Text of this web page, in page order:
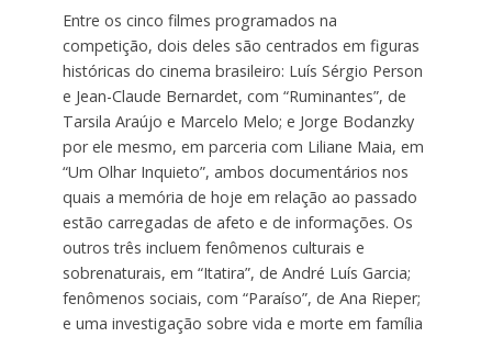
Entre os cinco filmes programados na
competição, dois deles são centrados em figuras
históricas do cinema brasileiro: Luís Sérgio Person
e Jean-Claude Bernardet, com “Ruminantes”, de
Tarsila Araújo e Marcelo Melo; e Jorge Bodanzky
por ele mesmo, em parceria com Liliane Maia, em
“Um Olhar Inquieto”, ambos documentários nos
quais a memória de hoje em relação ao passado
estão carregadas de afeto e de informações. Os
outros três incluem fenômenos culturais e
sobrenaturais, em “Itatira”, de André Luís Garcia;
fenômenos sociais, com “Paraíso”, de Ana Rieper;
e uma investigação sobre vida e morte em família